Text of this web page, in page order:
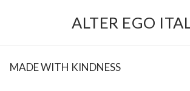
ALTER EGO
MADE WITH KINDNESS